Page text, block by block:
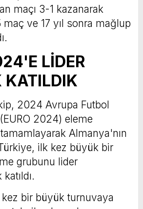
maçı 3-1 kazanarak
maç ve 17 yıl sonra mağlup
LİDER
KATILDIK
2024 Avrupa Futbol
2024) eleme
Almanya'nın
ilk kez büyük bir
grubunu lider
kez bir büyük turnuvaya